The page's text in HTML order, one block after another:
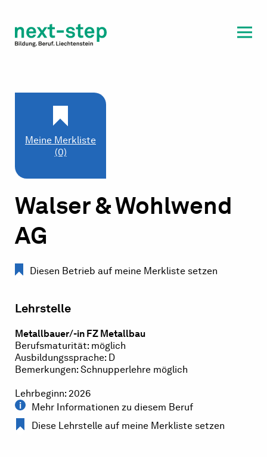
Beratung & Unterstützung
Walser & Wohlwend
AG
Diesen Betrieb auf meine Merkliste setzen
Lehrstelle
Metallbauer/-in FZ Metallbau
Berufsmaturität: möglich
Ausbildungssprache: D
Bemerkungen: Schnupperlehre möglich
Lehrbeginn: 2026
Mehr Informationen zu diesem Beruf
Diese Lehrstelle auf meine Merkliste setzen
Meine Merkliste
(0)